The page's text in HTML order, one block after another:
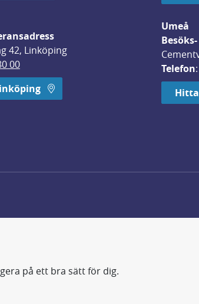
42, Linköping
00
Umeå
Telefon:
på ett bra sätt för dig.